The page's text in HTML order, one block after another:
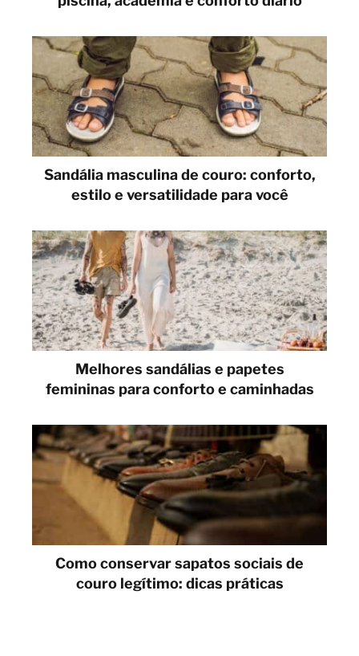
Sandália masculina de couro: conforto,
estilo e versatilidade para você
Melhores sandálias e papetes
femininas para conforto e caminhadas
Como conservar sapatos sociais de
couro legítimo: dicas práticas